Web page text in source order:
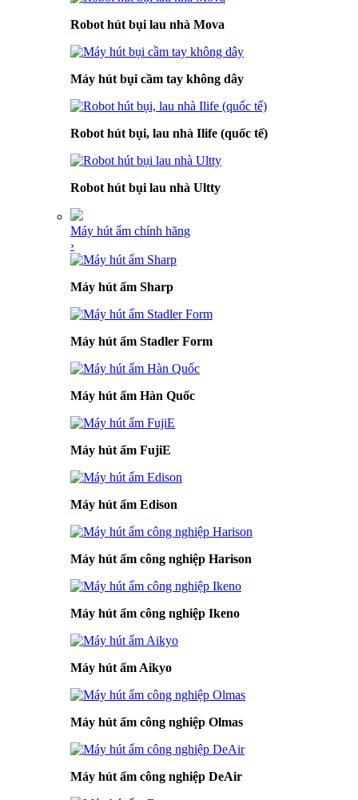
Robot hút bụi lau nhà Mova
Máy hút bụi cầm tay không dây
Robot hút bụi, lau nhà Ilife (quốc tế)
Robot hút bụi lau nhà Ultty
Máy hút ẩm chính hãng
›
Máy hút ẩm Sharp
Máy hút ẩm Stadler Form
Máy hút ẩm Hàn Quốc
Máy hút ẩm FujiE
Máy hút ẩm Edison
Máy hút ẩm công nghiệp Harison
Máy hút ẩm công nghiệp Ikeno
Máy hút ẩm Aikyo
Máy hút ẩm công nghiệp Olmas
Máy hút ẩm công nghiệp DeAir